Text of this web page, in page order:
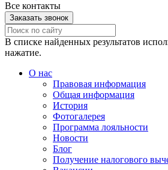
Все контакты
Заказать звонок
В списке найденных результатов
нажатие.
О нас
Правовая информация
Общая информация
История
Фотогалерея
Программа лояльности
Новости
Блог
Получение налогового